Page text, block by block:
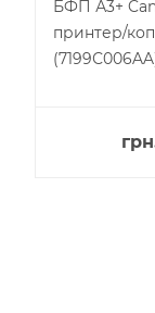
БФП А3+
принтер/